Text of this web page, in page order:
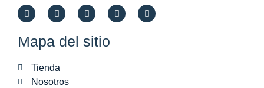
Mapa del sitio
Tienda
Nosotros